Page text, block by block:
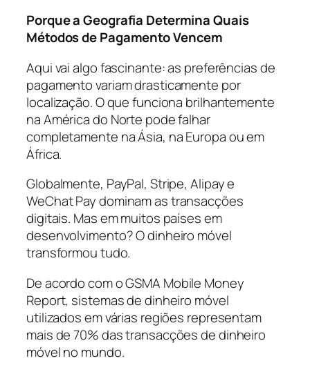
Porque a Geografia Determina Quais
Métodos de Pagamento Vencem
Aqui vai algo fascinante: as preferências de
pagamento variam drasticamente por
localização. O que funciona brilhantemente
na América do Norte pode falhar
completamente na Ásia, na Europa ou em
África.
Globalmente, PayPal, Stripe, Alipay e
WeChat Pay dominam as transacções
digitais. Mas em muitos países em
desenvolvimento? O dinheiro móvel
transformou tudo.
De acordo com o GSMA Mobile Money
Report, sistemas de dinheiro móvel
utilizados em várias regiões representam
mais de 70% das transacções de dinheiro
móvel no mundo.